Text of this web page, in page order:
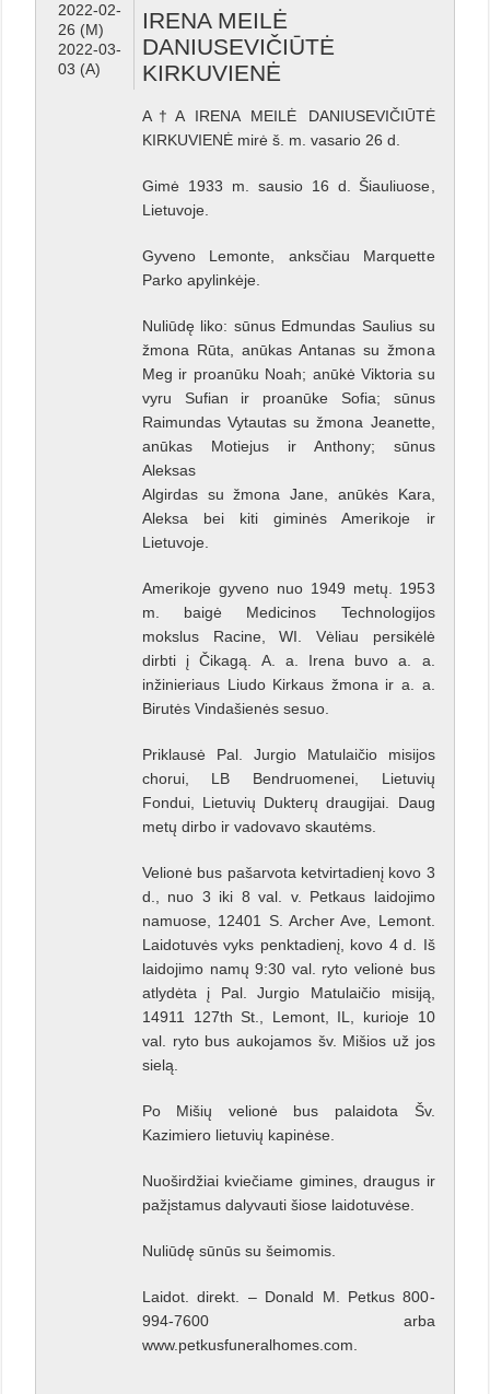
2022-02-
26 (M)
2022-03-
03 (A)
IRENA MEILĖ
DANIUSEVIČIŪTĖ
KIRKUVIENĖ
A†A IRENA MEILĖ DANIUSEVIČIŪTĖ
KIRKUVIENĖ mirė š. m. vasario 26 d.
Gimė 1933 m. sausio 16 d. Šiauliuose,
Lietuvoje.
Gyveno Lemonte, anksčiau Marquette
Parko apylinkėje.
Nuliūdę liko: sūnus Edmundas Saulius su
žmona Rūta, anūkas Antanas su žmona
Meg ir proanūku Noah; anūkė Viktoria su
vyru Sufian ir proanūke Sofia; sūnus
Raimundas Vytautas su žmona Jeanette,
anūkas Motiejus ir Anthony; sūnus
Aleksas
Algirdas su žmona Jane, anūkės Kara,
Aleksa bei kiti giminės Amerikoje ir
Lietuvoje.
Amerikoje gyveno nuo 1949 metų. 1953
m. baigė Medicinos Technologijos
mokslus Racine, WI. Vėliau persikėlė
dirbti į Čikagą. A. a. Irena buvo a. a.
inžinieriaus Liudo Kirkaus žmona ir a. a.
Birutės Vindašienės sesuo.
Priklausė Pal. Jurgio Matulaičio misijos
chorui, LB Bendruomenei, Lietuvių
Fondui, Lietuvių Dukterų draugijai. Daug
metų dirbo ir vadovavo skautėms.
Velionė bus pašarvota ketvirtadienį kovo 3
d., nuo 3 iki 8 val. v. Petkaus laidojimo
namuose, 12401 S. Archer Ave, Lemont.
Laidotuvės vyks penktadienį, kovo 4 d. Iš
laidojimo namų 9:30 val. ryto velionė bus
atlydėta į Pal. Jurgio Matulaičio misiją,
14911 127th St., Lemont, IL, kurioje 10
val. ryto bus aukojamos šv. Mišios už jos
sielą.
Po Mišių velionė bus palaidota Šv.
Kazimiero lietuvių kapinėse.
Nuoširdžiai kviečiame gimines, draugus ir
pažįstamus dalyvauti šiose laidotuvėse.
Nuliūdę sūnūs su šeimomis.
Laidot. direkt. – Donald M. Petkus 800-
994-7600 arba
www.petkusfuneralhomes.com.